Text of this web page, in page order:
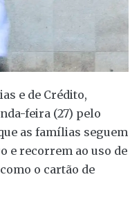
e de Crédito,
feira (27) pelo
as famílias seguem
e recorrem ao uso de
o cartão de